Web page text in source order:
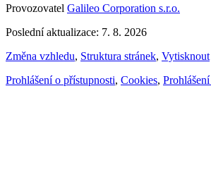
Provozovatel Galileo Corporation s.r.o.
Poslední aktualizace: 7. 8. 2026
Změna vzhledu, Struktura stránek, Vytisknout
Prohlášení o přístupnosti, Cookies,